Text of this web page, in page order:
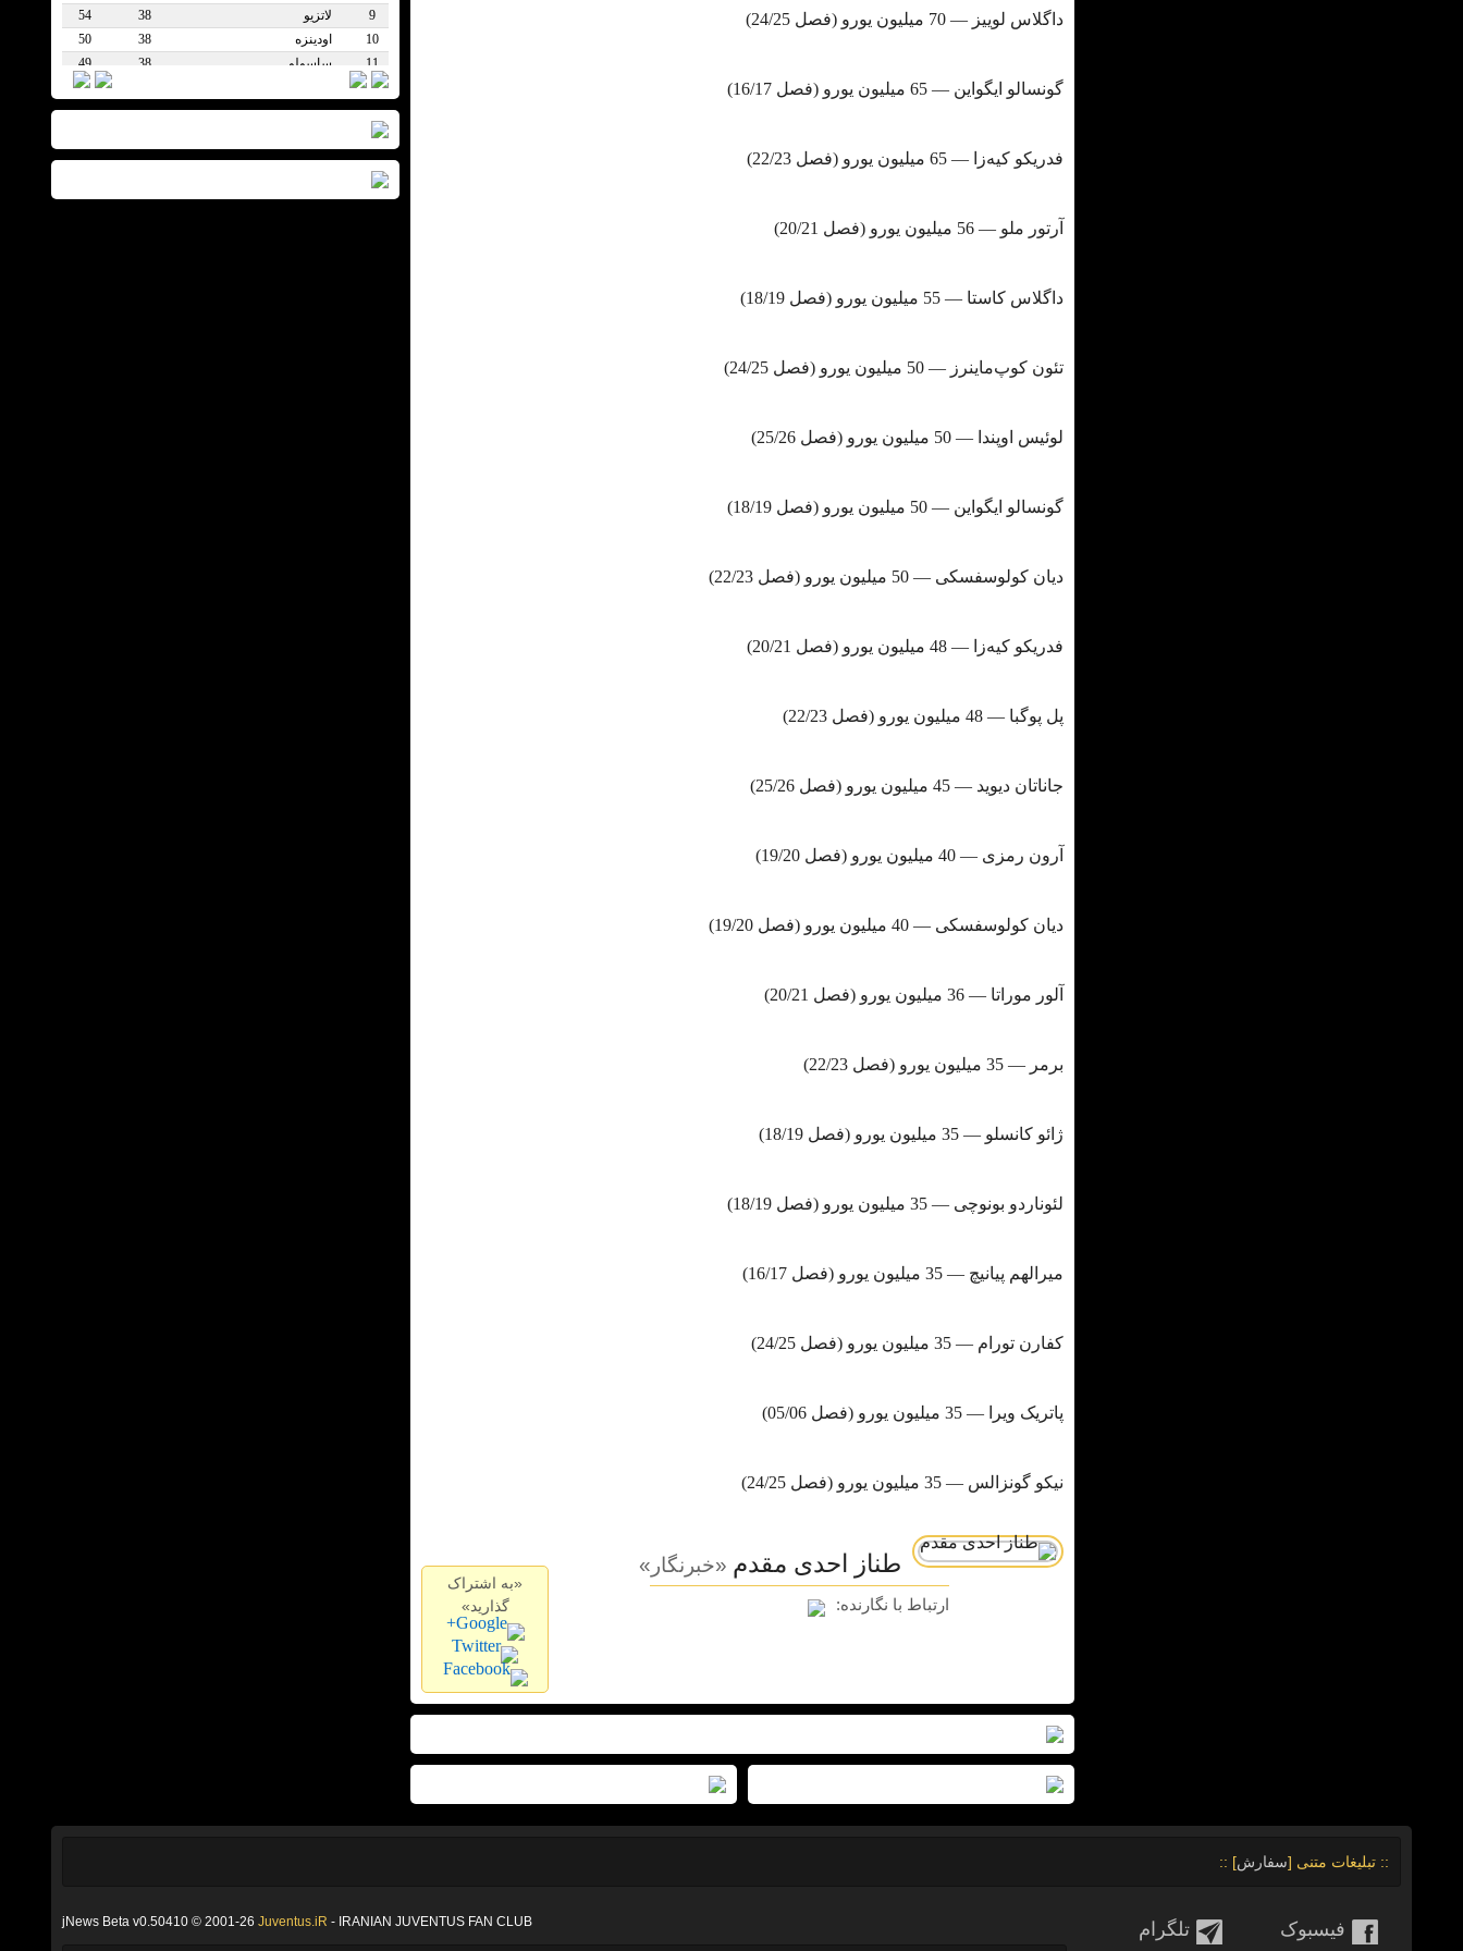
9
لاتزیو 38
54
10
اودینزه 38
50
11
ساسولو 38
49
12
45
13
پارما 38
45
14
15
فیورنتینا 38
42
16
داگلاس لوییز ― 70 میلیون یورو (فصل 24/25)
گونسالو ایگواین ― 65 میلیون یورو (فصل 16/17)
فدریکو کیه‌زا ― 65 میلیون یورو (فصل 22/23)
آرتور ملو ― 56 میلیون یورو (فصل 20/21)
داگلاس کاستا ― 55 میلیون یورو (فصل 18/19)
تئون کوپ‌ماینرز ― 50 میلیون یورو (فصل 24/25)
لوئیس اوپندا ― 50 میلیون یورو (فصل 25/26)
گونسالو ایگواین ― 50 میلیون یورو (فصل 18/19)
دیان کولوسفسکی ― 50 میلیون یورو (فصل 22/23)
فدریکو کیه‌زا ― 48 میلیون یورو (فصل 20/21)
پل پوگبا ― 48 میلیون یورو (فصل 22/23)
جاناتان دیوید ― 45 میلیون یورو (فصل 25/26)
آرون رمزی ― 40 میلیون یورو (فصل 19/20)
دیان کولوسفسکی ― 40 میلیون یورو (فصل 19/20)
آلور موراتا ― 36 میلیون یورو (فصل 20/21)
برمر ― 35 میلیون یورو (فصل 22/23)
ژائو کانسلو ― 35 میلیون یورو (فصل 18/19)
لئوناردو بونوچی ― 35 میلیون یورو (فصل 18/19)
میرالهم پیانیچ ― 35 میلیون یورو (فصل 16/17)
کفارن تورام ― 35 میلیون یورو (فصل 24/25)
پاتریک ویرا ― 35 میلیون یورو (فصل 05/06)
نیکو گونزالس ― 35 میلیون یورو (فصل 24/25)
«به اشتراک
گذارید»
طناز احدی مقدم «خبرنگار»
ارتباط با نگارنده:
:: تبلیغات متنی [سفارش] ::
فیسبوک تلگرام jNews Beta v0.50410 © 2001-26 Juventus.iR - IRANIAN JUVENTUS FAN CLUB